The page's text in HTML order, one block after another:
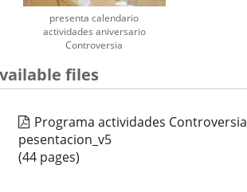
presenta calendario
actividades aniversario
Controversia
files
Programa actividades Controversia
pesentacion_v5
(44 pages)